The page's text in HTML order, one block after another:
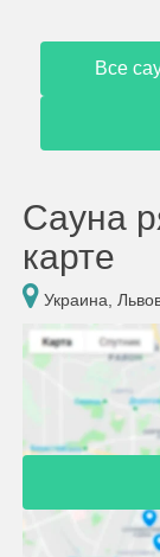
Все
Сауна
карте
Украина,